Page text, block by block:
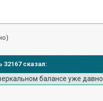
32167 сказал:
балансе уже давно.